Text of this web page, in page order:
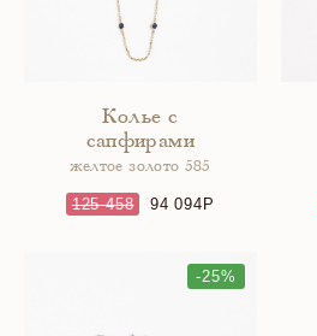
Колье с
сапфирами
желтое золото 585
125 458 94 094
-25%